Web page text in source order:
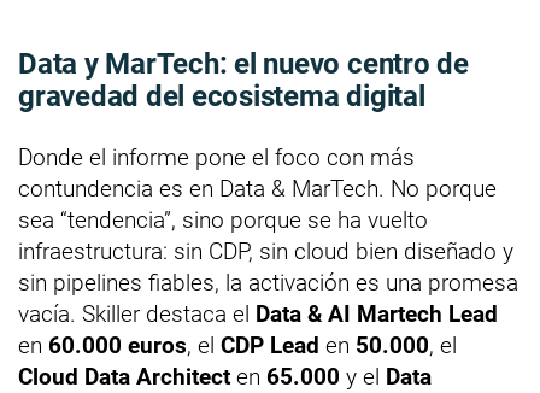
Data y MarTech: el nuevo centro de
gravedad del ecosistema digital
Donde el informe pone el foco con más
contundencia es en Data & MarTech. No porque
sea “tendencia”, sino porque se ha vuelto
infraestructura: sin CDP, sin cloud bien diseñado y
sin pipelines fiables, la activación es una promesa
vacía. Skiller destaca el Data & AI Martech Lead
en 60.000 euros, el CDP Lead en 50.000, el
Cloud Data Architect en 65.000 y el Data